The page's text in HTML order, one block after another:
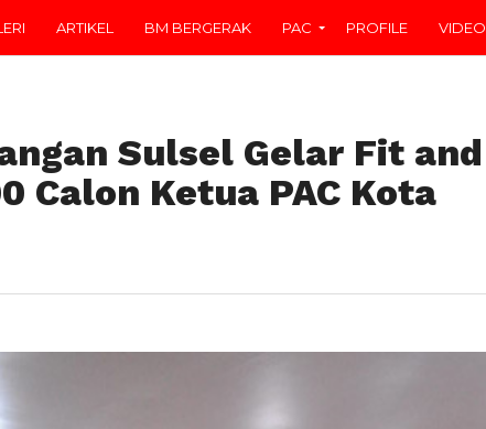
ARTIKEL BM BERGERAK PAC PROFILE VIDEO
Sulsel Gelar Fit and
Calon Ketua PAC Kota